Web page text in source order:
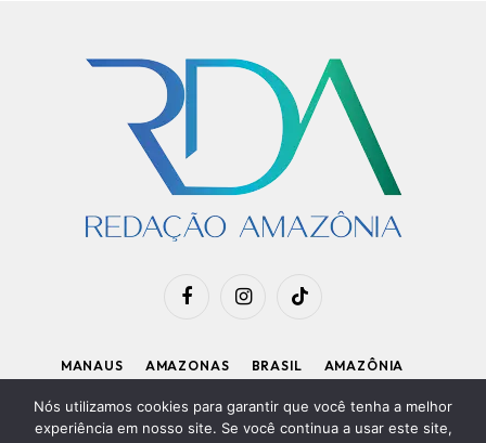
FacebookInstagramTikTok
MANAUS AMAZONAS BRASIL
AMAZÔNIA
Nós utilizamos cookies para garantir que você tenha a melhor
experiência em nosso site. Se você continua a usar este site,